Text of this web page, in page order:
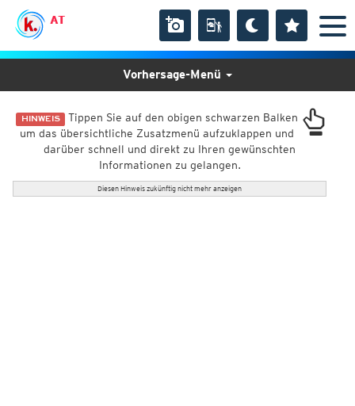
AT
HINWEIS Tippen Sie auf den obigen schwarzen Balken
um das übersichtliche Zusatzmenü aufzuklappen und
darüber schnell und direkt zu Ihren gewünschten
Informationen zu gelangen.
Diesen Hinweis zukünftig nicht mehr anzeigen
Vorhersage-Menü